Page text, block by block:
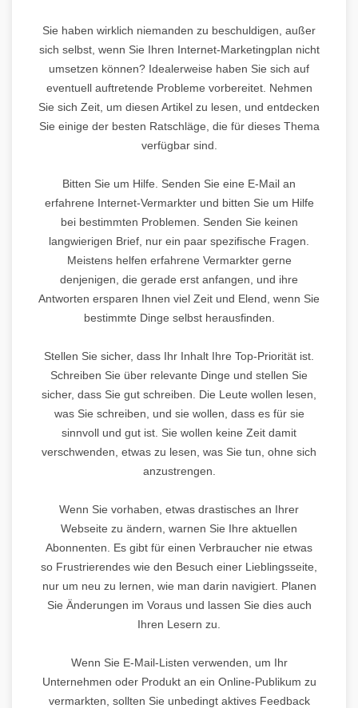
Sie haben wirklich niemanden zu beschuldigen, außer
sich selbst, wenn Sie Ihren Internet-Marketingplan nicht
umsetzen können? Idealerweise haben Sie sich auf
eventuell auftretende Probleme vorbereitet. Nehmen
Sie sich Zeit, um diesen Artikel zu lesen, und entdecken
Sie einige der besten Ratschläge, die für dieses Thema
verfügbar sind.
Bitten Sie um Hilfe. Senden Sie eine E-Mail an
erfahrene Internet-Vermarkter und bitten Sie um Hilfe
bei bestimmten Problemen. Senden Sie keinen
langwierigen Brief, nur ein paar spezifische Fragen.
Meistens helfen erfahrene Vermarkter gerne
denjenigen, die gerade erst anfangen, und ihre
Antworten ersparen Ihnen viel Zeit und Elend, wenn Sie
bestimmte Dinge selbst herausfinden.
Stellen Sie sicher, dass Ihr Inhalt Ihre Top-Priorität ist.
Schreiben Sie über relevante Dinge und stellen Sie
sicher, dass Sie gut schreiben. Die Leute wollen lesen,
was Sie schreiben, und sie wollen, dass es für sie
sinnvoll und gut ist. Sie wollen keine Zeit damit
verschwenden, etwas zu lesen, was Sie tun, ohne sich
anzustrengen.
Wenn Sie vorhaben, etwas drastisches an Ihrer
Webseite zu ändern, warnen Sie Ihre aktuellen
Abonnenten. Es gibt für einen Verbraucher nie etwas
so Frustrierendes wie den Besuch einer Lieblingsseite,
nur um neu zu lernen, wie man darin navigiert. Planen
Sie Änderungen im Voraus und lassen Sie dies auch
Ihren Lesern zu.
Wenn Sie E-Mail-Listen verwenden, um Ihr
Unternehmen oder Produkt an ein Online-Publikum zu
vermarkten, sollten Sie unbedingt aktives Feedback